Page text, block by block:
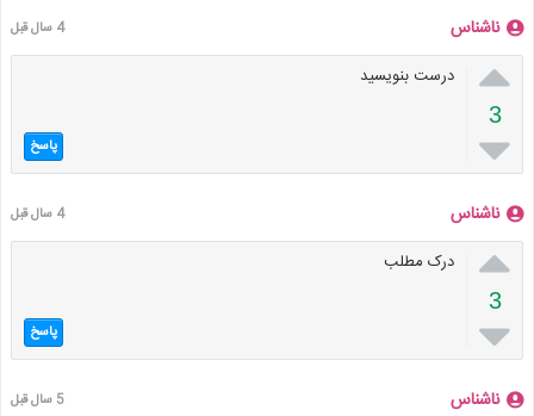
ناشناس 4 سال قبل

3

درست بنویسید
پاسخ
ناشناس 4 سال قبل

3

درک مطلب
پاسخ
ناشناس 5 سال قبل